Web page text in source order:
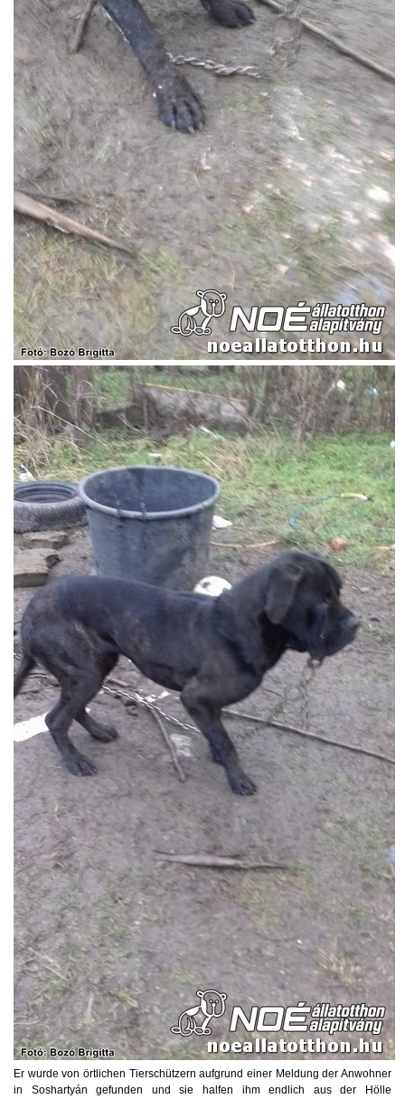
Er wurde von örtlichen Tierschützern aufgrund einer Meldung der Anwohner
in Soshartyán gefunden und sie halfen ihm endlich aus der Hölle